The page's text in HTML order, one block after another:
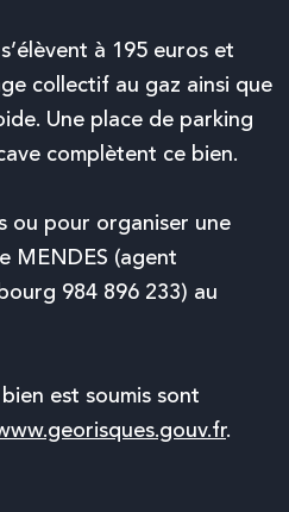
à 195 euros et
collectif au gaz ainsi que
Une place de parking
complètent ce bien.
ou pour organiser une
MENDES (agent
984 896 233) au
est soumis sont
.